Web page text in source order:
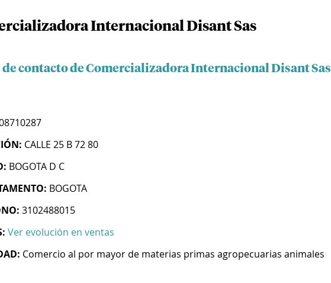
Internacional Disant Sas
de contacto de Comercializadora Internacional Disant Sas
CALLE 25 B 72 80
BOGOTA D C
BOGOTA
3102488015
Ver evolución en ventas
Comercio al por mayor de materias primas agropecuarias animales